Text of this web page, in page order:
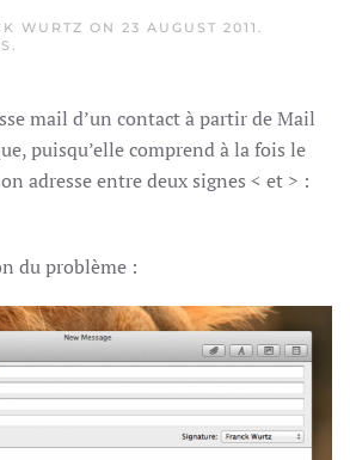
WURTZ ON 23 AUGUST 2011 .
.
mail d’un contact à partir de Mail
puisqu’elle comprend à la fois le
adresse entre deux signes < et > :
du problème :